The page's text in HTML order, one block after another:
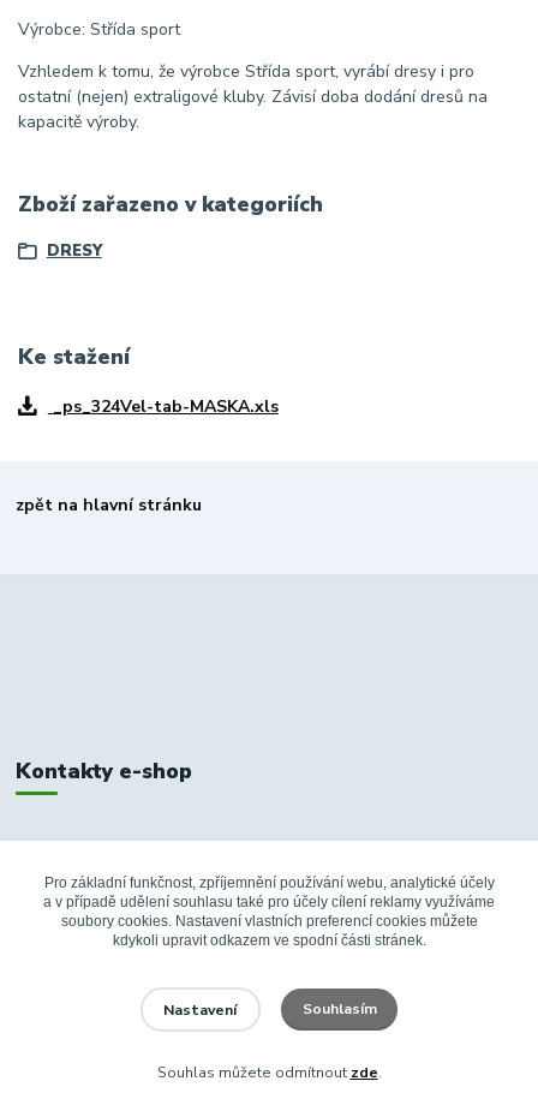
Výrobce: Střída sport
Vzhledem k tomu, že výrobce Střída sport, vyrábí dresy i pro
ostatní (nejen) extraligové kluby. Závisí doba dodání dresů na
kapacitě výroby.
Zboží zařazeno v kategoriích
DRESY
Ke stažení
_ps_324Vel-tab-MASKA.xls
zpět na hlavní stránku
Kontakty e-shop
+420 326 748 155
info@fanshopbkboleslav.cz
Pro základní funkčnost, zpříjemnění používání webu, analytické účely
a v případě udělení souhlasu také pro účely cílení reklamy využíváme
soubory cookies. Nastavení vlastních preferencí cookies můžete
kdykoli upravit odkazem ve spodní části stránek.
Nastavení Souhlasím
Souhlas můžete odmítnout zde.